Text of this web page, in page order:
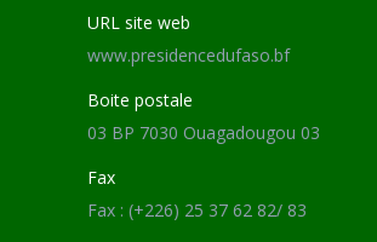
URL site web
www.presidencedufaso.bf
Boite postale
03 BP 7030 Ouagadougou 03
Fax
Fax : (+226) 25 37 62 82/ 83